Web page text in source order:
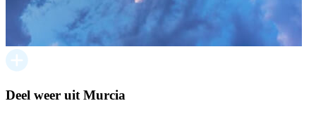
Deel weer uit Murcia